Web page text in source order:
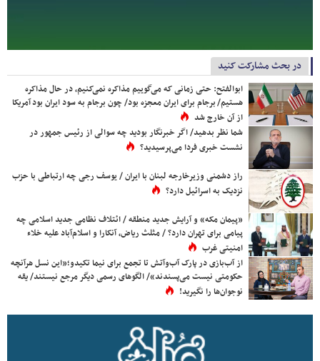
در بحث مشارکت کنید
ابوالفتح: حتی زمانی که می‌گوییم مذاکره نمی‌کنیم، در حال مذاکره
هستیم/ برجام برای ایران معجزه بود/ چون برجام به سود ایران بود آمریکا
از آن خارج شد
شما نظر بدهید/ اگر خبرنگار بودید چه سوالی از رئیس جمهور در
نشست خبری فردا می‌پرسیدید؟
راز دشمنی وزیرخارجه لبنان با ایران / یوسف رجی چه ارتباطی با حزب
نزدیک به اسرائیل دارد؟
«پیمان مکه» و آرایش جدید منطقه / ائتلاف نظامی جدید اسلامی چه
پیامی برای تهران دارد؟ / مثلث ریاض، آنکارا و اسلام‌آباد علیه خلاء
امنیتی غرب
از آب‌بازی در پارک آب‌وآتش تا تجمع برای نیما تکیدو؛«این نسل هرآنچه
حکومتی نیست می‌پسندند»/ الگوهای رسمی دیگر مرجع نیستند/ یقه
نوجوان‌ها را نگیرید!